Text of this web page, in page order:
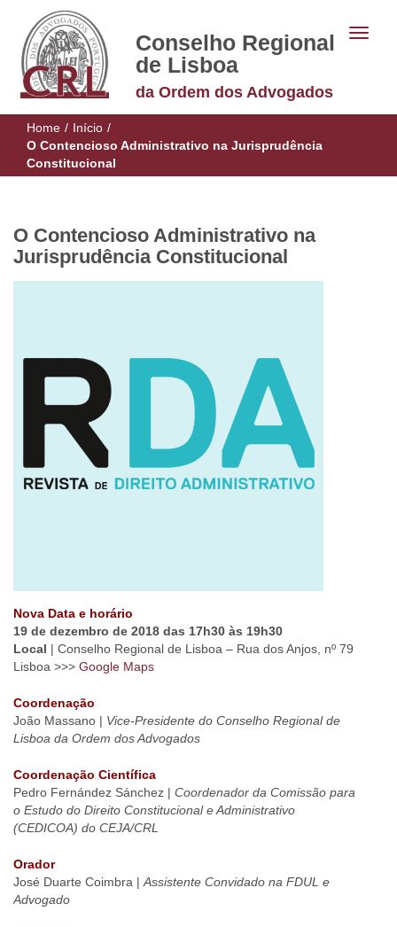
Conselho Regional
de Lisboa
da Ordem dos Advogados
Home / Início /
O Contencioso Administrativo na Jurisprudência
Constitucional
O Contencioso Administrativo na
Jurisprudência Constitucional
Nova Data e horário
19 de dezembro de 2018 das 17h30 às 19h30
Local | Conselho Regional de Lisboa – Rua dos Anjos, nº 79
Lisboa >>> Google Maps
Coordenação
João Massano | Vice-Presidente do Conselho Regional de
Lisboa da Ordem dos Advogados
Coordenação Científica
Pedro Fernández Sánchez | Coordenador da Comissão para
o Estudo do Direito Constitucional e Administrativo
(CEDICOA) do CEJA/CRL
Orador
José Duarte Coimbra | Assistente Convidado na FDUL e
Advogado